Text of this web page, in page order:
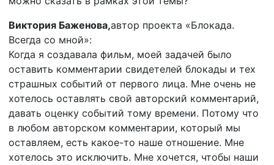
Виктория Баженова,автор проекта «Блокада.
Всегда со мной»:
Когда я создавала фильм, моей задачей было
оставить комментарии свидетелей блокады и тех
страшных событий от первого лица. Мне очень не
хотелось оставлять свой авторский комментарий,
давать оценку событий тому времени. Потому что
в любом авторском комментарии, который мы
оставляем, есть какое-то наше отношение. Мне
хотелось это исключить. Мне хочется, чтобы наши